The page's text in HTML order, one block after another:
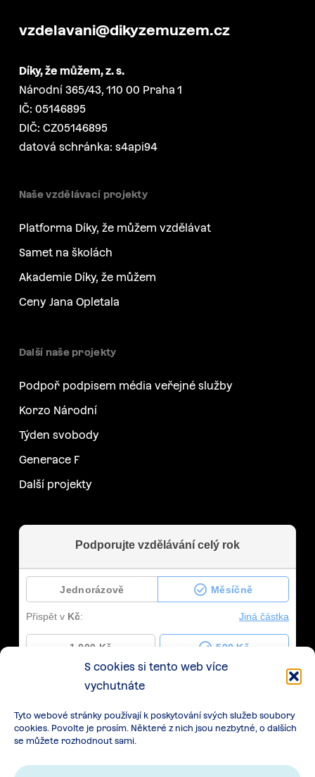
S cookies si tento web více
vychutnáte
Tyto webové stránky používají k poskytování svých služeb soubory
cookies. Povolte je prosím. Některé z nich jsou nezbytné, o dalších
se můžete rozhodnout sami.
vzdelavani@dikyzemuzem.cz
Díky, že můžem, z. s.
Národní 365/43, 110 00 Praha 1
IČ: 05146895
DIČ: CZ05146895
datová schránka: s4api94
Naše vzdělávací projekty
Platforma Díky, že můžem vzdělávat
Samet na školách
Akademie Díky, že můžem
Ceny Jana Opletala
Další naše projekty
Podpoř podpisem média veřejné služby
Korzo Národní
Týden svobody
Generace F
Další projekty